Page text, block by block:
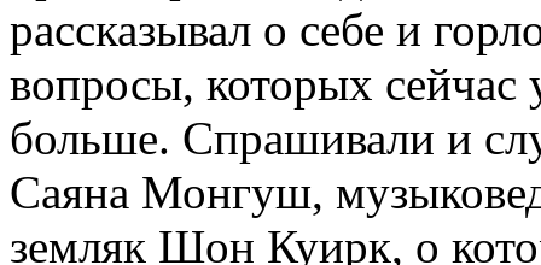
рассказывал о себе и
вопросы, которых сейчас
больше. Спрашивали и
Саяна Монгуш,
земляк Шон Куирк, о